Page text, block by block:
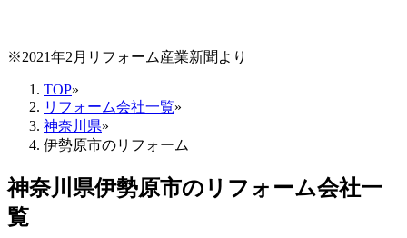
※2021年2月リフォーム産業新聞より
TOP»
リフォーム会社一覧»
神奈川県»
伊勢原市のリフォーム
神奈川県伊勢原市のリフォーム会社一
覧